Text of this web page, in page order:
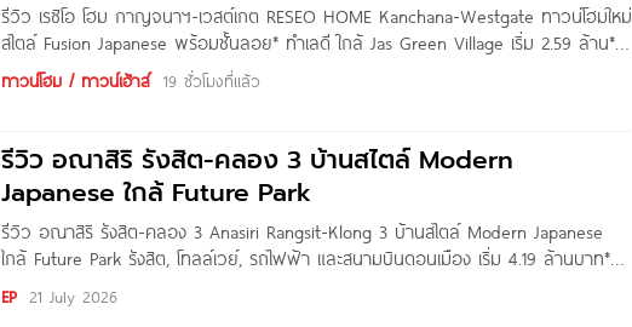
รีวิว เรซิโอ โฮม กาญจนาฯ-เวสต์เกต RESEO HOME Kanchana-Westgate ทาวน์โฮมใหม่
สไตล์ Fusion Japanese พร้อมชั้นลอย* ทำเลดี ใกล้ Jas Green Village เริ่ม 2.59 ล้าน*
Written by : Pure Thitapa สวัสดีค่ะ เพื่อน ๆ Homenayoo ทุกคน
ทาวน์โฮม / ทาวน์เฮ้าส์ 19 ชั่วโมงที่แล้ว
รีวิว อณาสิริ รังสิต-คลอง 3 บ้านสไตล์ Modern
Japanese ใกล้ Future Park
รีวิว อณาสิริ รังสิต-คลอง 3 Anasiri Rangsit-Klong 3 บ้านสไตล์ Modern Japanese
ใกล้ Future Park รังสิต, โทลล์เวย์, รถไฟฟ้า และสนามบินดอนเมือง เริ่ม 4.19 ล้านบาท*
Written by : Nan Kanyaratthp สวัสดีเพื่อน ๆ Homenayoo ทุกคนค่ะ วันนี้เราจะพาไป
ชมโครงการ
EP 21 July 2026